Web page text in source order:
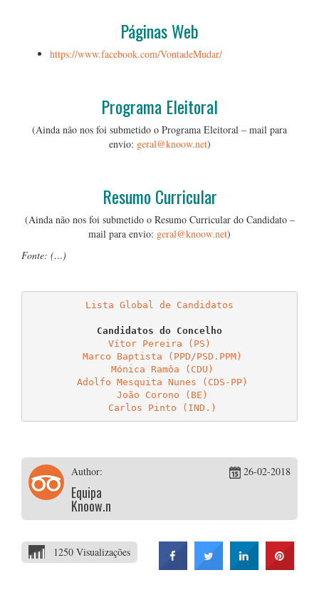
Páginas Web
https://www.facebook.com/VontadeMudar/
Programa Eleitoral
(Ainda não nos foi submetido o Programa Eleitoral – mail para
envio: geral@knoow.net)
Resumo Curricular
(Ainda não nos foi submetido o Resumo Curricular do Candidato –
mail para envio: geral@knoow.net)
Fonte: (…)
Lista Global de Candidatos
Vítor Pereira (PS)
Marco Baptista (PPD/PSD.PPM)
Mónica Ramôa (CDU)
Adolfo Mesquita Nunes (CDS-PP)
João Corono (BE)
Carlos Pinto (IND.)
Author:
Equipa
Knoow.net
26-02-2018
1250 Visualizações